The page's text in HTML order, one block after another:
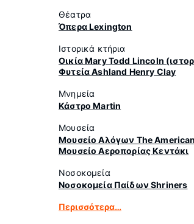
Θέατρα
Όπερα Lexington
Ιστορικά κτήρια
Οικία Mary Todd Lincoln
Φυτεία Ashland Henry Clay
Μνημεία
Κάστρο Martin
Μουσεία
Μουσείο Αλόγων The
Μουσείο Αεροπορίας Κεντάκι
Νοσοκομεία
Νοσοκομεία Παίδων Shriners
Περισσότερα…